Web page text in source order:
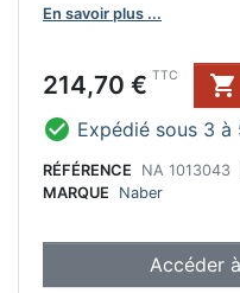
En savoir plus ...
Prix
214,70 € TTC

 Expédié sous 3 à
RÉFÉRENCE NA 1013043
MARQUE
Naber
Accéder